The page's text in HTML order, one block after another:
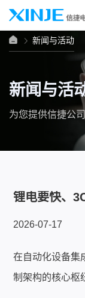
新闻与活动
新闻与活
为您提供信捷公
层控
...
【文末有
2026-07-10
四年一度的世
纵观历届夺冠